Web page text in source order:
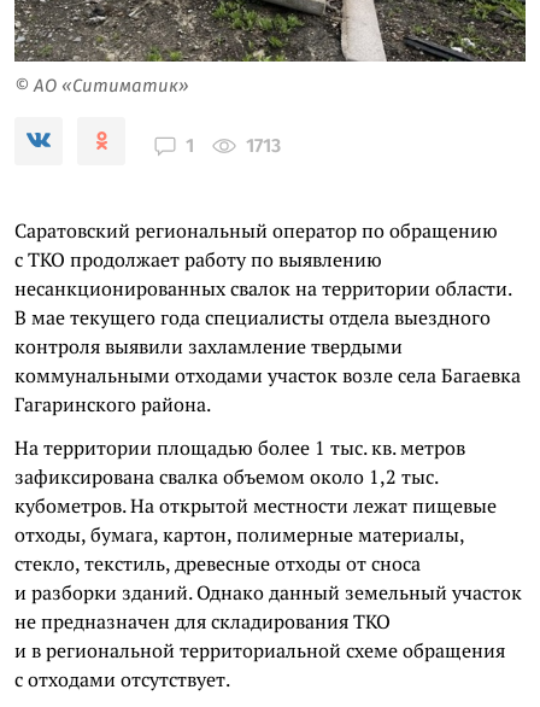
© АО «Ситиматик»
1 1713
Саратовский региональный оператор по обращению
с ТКО продолжает работу по выявлению
несанкционированных свалок на территории области.
В мае текущего года специалисты отдела выездного
контроля выявили захламление твердыми
коммунальными отходами участок возле села Багаевка
Гагаринского района.
На территории площадью более 1 тыс. кв. метров
зафиксирована свалка объемом около 1,2 тыс.
кубометров. На открытой местности лежат пищевые
отходы, бумага, картон, полимерные материалы,
стекло, текстиль, древесные отходы от сноса
и разборки зданий. Однако данный земельный участок
не предназначен для складирования ТКО
и в региональной территориальной схеме обращения
с отходами отсутствует.